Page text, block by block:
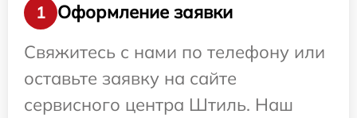
1
Оформление заявки
Свяжитесь с нами по телефону или
оставьте заявку на сайте
сервисного центра Штиль. Наш